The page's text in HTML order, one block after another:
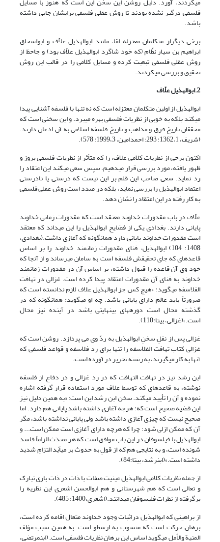
فلسفی درگیر نشده بودند تا روش عقلی فلسفی برایشان جایی داشته
باشد.
برخی دیگراز متکلمان معتزله امّا، مانند ابوالهذیل علاّف و ابواسحاق
ابراهیم بن سیار نظّام (که خود شاگرد ابوالهذیل علاّف بود) و جاحظ از
روش عقلی فلسفی تبعیت کرده و مسایل کلامی را در قالب این روش
تحقیق و بررسی می­کردند.
2.ابوالهذیل علّاف
ابوالهذیل از اولین متکلمان معتزله است که نه تنها با فلسفه آشنایی پیدا
می­کند بلکه به خوبی از نظریات فلسفی بهره می­برد. و این سخنی است که
محققان تاریخ فرق و مذاهب و تاریخ فلسفه اسلامی به آن اذعان دارند.
(شریف، 1362،1: 293؛ احمدامین، 1999،3: 578).
اکنون برخی از نظریات کلامی علاف، را که متأثر از نظریات فلسفی بروز و
ظهور یافته، مورد بررسی قرار می­دهیم. سپس سعی می­کند این اعتقاد را
رد نماید. سعی صاحب این قلم بر این نیست که درستی یا نادرستی
اعتقاد ابوالهذیل را بررسی نماید، بلکه در صدد است روش عقلی فلسفی
به کار رفته در این اعتقاد را نشان دهد.
علّاف در باب مقدورات خداوند معتقد است که مقدورات زمانی خداوند
پایانی دارند. بغدادی یکی از فضایح ابوالهذیل را این می­داند که معتقد
است مقدورات خداوند پایانی دارد همان­گونه که آغازی داشت.(بغدادی،
1408: 104) ابوالهذیل، فنای مقدورات زمانمند خداوند را بر اساس
قاعده­ای که جای تحقیقش فلسفه است به سامان می­رساند و از آنجا که
خود وی آن قاعده را قبول داشته، بر اساس آن در مقدورات زمانمند
خداوند به فنای آن مقدورات اعتقاد پیدا کرده است. غزالی در تهافت
الفلاسفه می­گوید: «هیچ کس جز ابوالهذیل علاف لازم ندانسته است که
ضرورتاً باید عالم دارای پایانی باشد. چه او می­گوید: همان­گونه که در
گذشته محال است دوره­های بی­نهایتی باشد در آینده نیز محال
است.»(غزالی، بی‏تا:110).
غزالی پس از نقلِ سخنِ ابوالهذیل به ردّ وی می پردازد. روشن است که
غزالی کتاب تهافت الفلاسفه را تنها برای رد فلاسفه و قواعد فلسفی که
آنها به کار می‏گیرند، به رشته تحریر در آورده است.
ابن رشد نیز در تهافت التهافت­ که در رد غزالی و در دفاع از فلسفه
نوشته، به قاعده­ای که توسط علاف مورد استفاده قرار گرفته اشاره
نموده و آن را تأیید می­کند. سخن ابن رشد این است: «به همین دلیل نیز
این قضیه صحیح است که: هرچه آغازی داشته باشد پایانی هم دارد. اما
صحیح نیست که چیزی آغازی داشته باشد ولی پایانی نداشته باشد، مگر
آن که ممکن ازلی شود؛ چرا که هرچه دارای آغازی است ممکن است... و
ابوالهذیل با فیلسوفان در این باب موافق است که هر محدَث الزاماً فاسد
شونده است، و به نتایجی هم که از قولِ به حدوث بر می­آید التزامِ شدید
داشته است.»(ابن‏رشد، بی‏تا:84).
از جمله نظریات کلامی ابوالهذیل عینیت صفات با ذات در ذات باری تبارک
و تعالی است که هم شهرستانی و هم ابوالحسن اشعری این نظریه را
برگرفته از نظرات فلیسوفان می­دانند.(اشعری،1400: 485).
از براهینی که ابوالهذیل دراثبات وجود خداوند متعال اقامه کرده است،
برهان حرکت است که منسوب به ارسطو است. به همین سبب مؤلف
المنیة والأمل می­گوید اساس این برهان نظریات فلسفی است. (ابن‏مرتضی،